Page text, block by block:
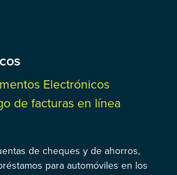
Electrónicos
de facturas en línea
de cheques y de ahorros,
para automóviles en los